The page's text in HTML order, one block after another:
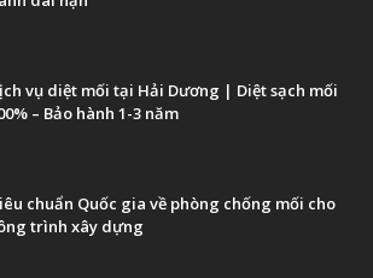
vụ diệt mối tại Hải Dương | Diệt sạch mối
– Bảo hành 1-3 năm
chuẩn Quốc gia về phòng chống mối cho
trình xây dựng